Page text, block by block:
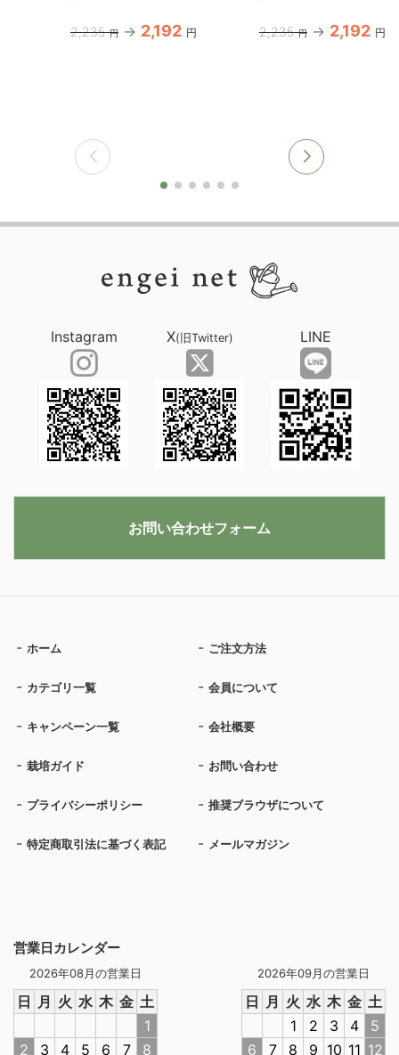
2,235 円 2,192 円 2,235 円 2,192 円
営業日カレンダー
2026年08月の営業日
日 月 火 水 木 金 土
1
2
3 4 5 6 7 8
2026年09月の営業日
日 月 火 水 木 金 土
1
2 3 4
5
6
7 8 9 10 11 12
ホーム ご注文方法
カテゴリ一覧 会員について
キャンペーン一覧 会社概要
栽培ガイド お問い合わせ
プライバシーポリシー 推奨ブラウザについて
特定商取引法に基づく表記 メールマガジン
Instagram X(旧Twitter) LINE
お問い合わせフォーム